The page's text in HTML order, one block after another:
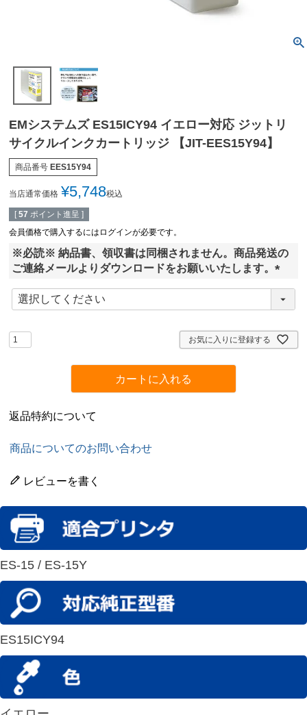
EMシステムズ ES15ICY94 イエロー対応 ジットリ
サイクルインクカートリッジ 【JIT-EES15Y94】
商品番号 EES15Y94
当店通常価格 ¥5,748税込
[ 57 ポイント進呈 ]
会員価格で購入するにはログインが必要です。
※必読※ 納品書、領収書は同梱されません。商品発送の
ご連絡メールよりダウンロードをお願いいたします。
(
必
)
お気に入りに登録する
カートに入れる
返品特約について
商品についてのお問い合わせ
レビューを書く
ES-15 / ES-15Y
ES15ICY94